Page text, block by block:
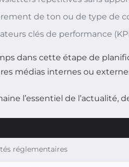
de ton ou de type de
clés de performance
dans cette étape de
médias internes ou
réglementaires